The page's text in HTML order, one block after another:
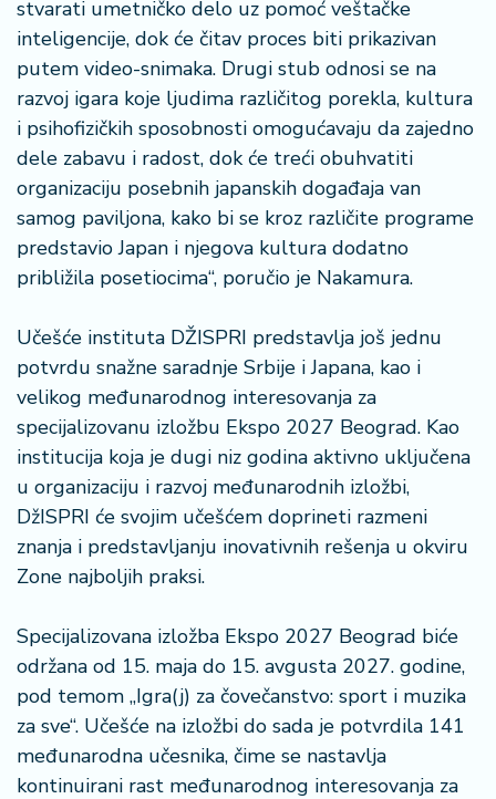
stvarati umetničko delo uz pomoć veštačke
inteligencije, dok će čitav proces biti prikazivan
putem video-snimaka. Drugi stub odnosi se na
razvoj igara koje ljudima različitog porekla, kultura
i psihofizičkih sposobnosti omogućavaju da zajedno
dele zabavu i radost, dok će treći obuhvatiti
organizaciju posebnih japanskih događaja van
samog paviljona, kako bi se kroz različite programe
predstavio Japan i njegova kultura dodatno
približila posetiocima“, poručio je Nakamura.
Učešće instituta DŽISPRI predstavlja još jednu
potvrdu snažne saradnje Srbije i Japana, kao i
velikog međunarodnog interesovanja za
specijalizovanu izložbu Ekspo 2027 Beograd. Kao
institucija koja je dugi niz godina aktivno uključena
u organizaciju i razvoj međunarodnih izložbi,
DžISPRI će svojim učešćem doprineti razmeni
znanja i predstavljanju inovativnih rešenja u okviru
Zone najboljih praksi.
Specijalizovana izložba Ekspo 2027 Beograd biće
održana od 15. maja do 15. avgusta 2027. godine,
pod temom „Igra(j) za čovečanstvo: sport i muzika
za sve“. Učešće na izložbi do sada je potvrdila 141
međunarodna učesnika, čime se nastavlja
kontinuirani rast međunarodnog interesovanja za